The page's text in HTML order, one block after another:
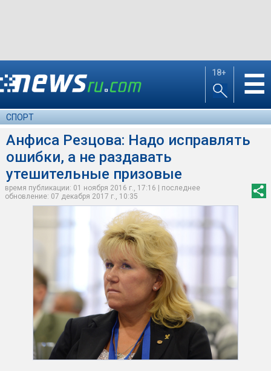
18+ ☰
СПОРТ
Анфиса Резцова: Надо исправлять
ошибки, а не раздавать
утешительные призовые
время публикации: 01 ноября 2016 г., 17:16 | последнее
обновление: 07 декабря 2017 г., 10:35